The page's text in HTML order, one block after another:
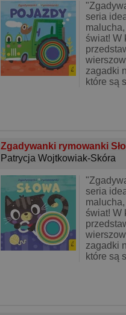
seria
świat! W
zagadki
które są
Zgadywanki rymowanki
Patrycja Wojtkowiak-Skóra
seria
świat! W
zagadki
które są